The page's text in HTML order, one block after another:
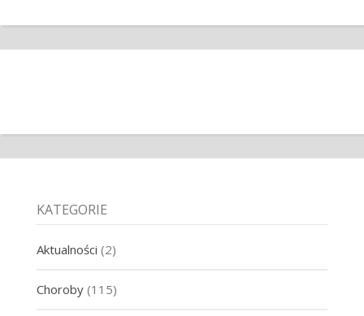
KATEGORIE
Aktualności (2)
Choroby(115)